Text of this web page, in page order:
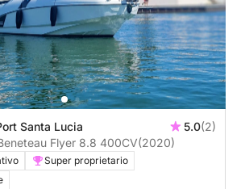
Santa Lucia 5.0(2)
Barca a motore Beneteau Flyer 8.8 400CV(2020)
Super proprietario